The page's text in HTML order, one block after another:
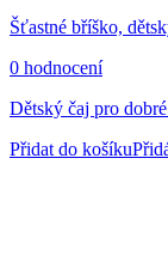
Šťastné bříško,
0 hodnocení
Dětský čaj pro
Přidat do košíku